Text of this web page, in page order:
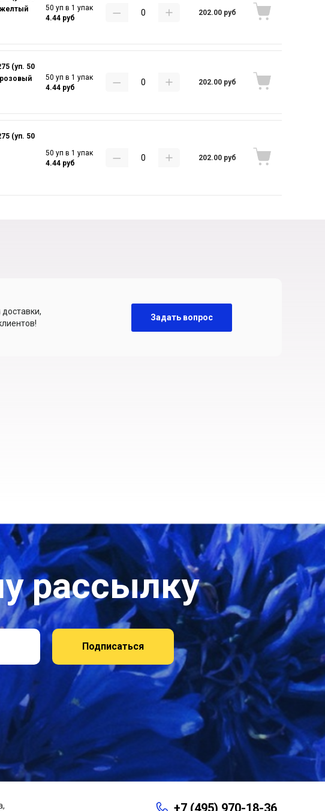
50 уп в 1 упак
4.44 руб
202.00 руб
(уп. 50
50 уп в 1 упак
4.44 руб
202.00 руб
(уп. 50
50 уп в 1 упак
4.44 руб
202.00 руб
Задать вопрос
рассылку
Подписаться
+7 (495) 970-18-36